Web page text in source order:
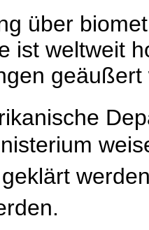
über
ist weltweit
geäußert